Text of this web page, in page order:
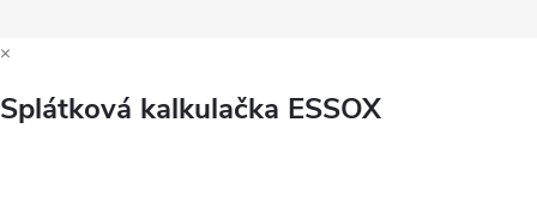
×
Splátková kalkulačka ESSOX